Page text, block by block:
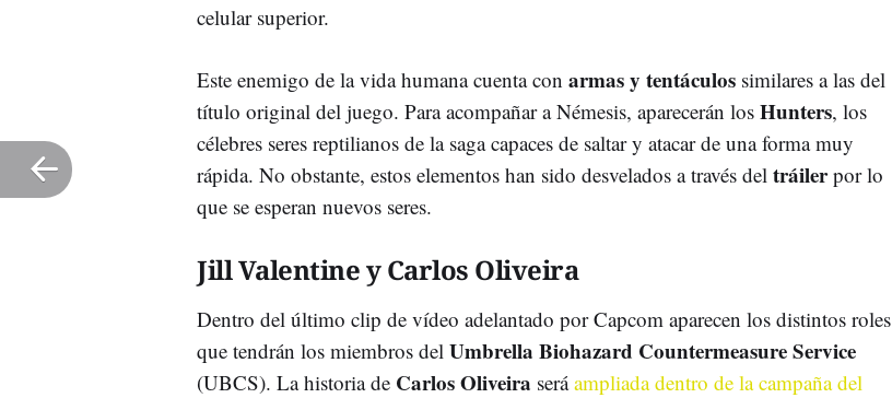
celular superior.
Este enemigo de la vida humana cuenta con armas y tentáculos similares a las del
título original del juego. Para acompañar a Némesis, aparecerán los Hunters, los
célebres seres reptilianos de la saga capaces de saltar y atacar de una forma muy
rápida. No obstante, estos elementos han sido desvelados a través del tráilerpor lo
que se esperan nuevos seres.
Jill Valentine y Carlos Oliveira
Dentro del último clip de vídeo adelantado por Capcom aparecen los distintos roles
que tendrán los miembros del Umbrella Biohazard Countermeasure Service
(UBCS). La historia de Carlos Oliveira seráampliada dentro de la campaña del